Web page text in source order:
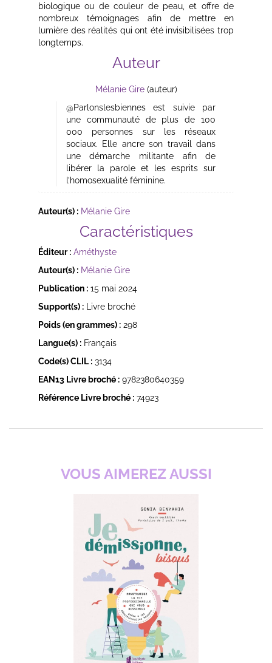
biologique ou de couleur de peau, et offre de
nombreux témoignages afin de mettre en
lumière des réalités qui ont été invisibilisées trop
longtemps.
Auteur
Mélanie Gire(auteur)
@Parlonslesbiennes est suivie par
une communauté de plus de 100
000 personnes sur les réseaux
sociaux. Elle ancre son travail dans
une démarche militante afin de
libérer la parole et les esprits sur
l’homosexualité féminine.
Auteur(s) : Mélanie Gire
Caractéristiques
Éditeur : Améthyste
Auteur(s) : Mélanie Gire
Publication :15 mai 2024
Support(s) :Livre broché
Poids (en grammes) :298
Langue(s) :Français
Code(s) CLIL :3134
EAN13 Livre broché :9782380640359
Référence Livre broché :74923
VOUS AIMEREZ AUSSI